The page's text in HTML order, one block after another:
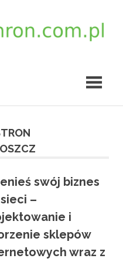
swój biznes
–
i
sklepów
wraz z